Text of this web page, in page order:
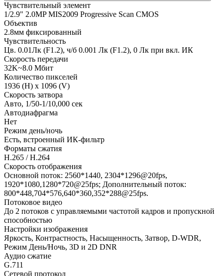
Чувствительный элемент
1/2.9" 2.0MP MIS2009 Progressive Scan CMOS
Объектив
2.8мм фиксированный
Чувствительность
Цв. 0.01Лк (F1.2), ч/б 0.001 Лк (F1.2), 0 Лк при вкл. ИК
Скорость передачи
32K~8.0 Мбит
Количество пикселей
1936 (H) x 1096 (V)
Скорость затвора
Авто, 1/50-1/10,000 сек
Автодиафрагма
Нет
Режим день/ночь
Есть, встроенный ИК-фильтр
Форматы сжатия
H.265 / H.264
Скорость отображения
Основной поток: 2560*1440, 2304*1296@20fps,
1920*1080,1280*720@25fps; Дополнительный поток:
800*448,704*576,640*360,352*288@25fps.
Потоковое видео
До 2 потоков с управляемыми частотой кадров и пропускной
способностью
Настройки изображения
Яркость, Контрастность, Насыщенность, Затвор, D-WDR,
Режим День/Ночь, 3D и 2D DNR
Аудио сжатие
G.711
Сетевой протокол